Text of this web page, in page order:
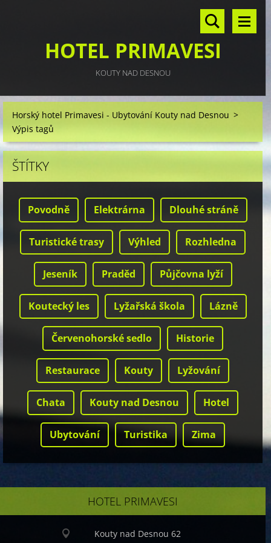
HOTEL PRIMAVESI
KOUTY NAD DESNOU
Horský hotel Primavesi - Ubytování Kouty nad Desnou >
Výpis tagů
ŠTÍTKY
Povodně Elektrárna Dlouhé stráně
Turistické trasy Výhled Rozhledna
Jeseník Praděd Půjčovna lyží
Koutecký les Lyžařská škola Lázně
Červenohorské sedlo Historie
Restaurace Kouty Lyžování
Chata Kouty nad Desnou Hotel
Ubytování Turistika Zima
HOTEL PRIMAVESI
Kouty nad Desnou 62